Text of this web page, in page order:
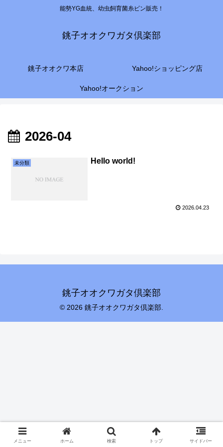
能勢YG血統、幼虫飼育菌糸ビン販売！
銚子オオクワガタ倶楽部
銚子オオクワ本店 Yahoo!ショッピング店
Yahoo!オークション
2026-04
未分類 Hello world!
2026.04.23
銚子オオクワガタ倶楽部
© 2026 銚子オオクワガタ倶楽部.
メニュー ホーム 検索 トップ サイドバー